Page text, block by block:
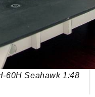
60H Seahawk 1:48